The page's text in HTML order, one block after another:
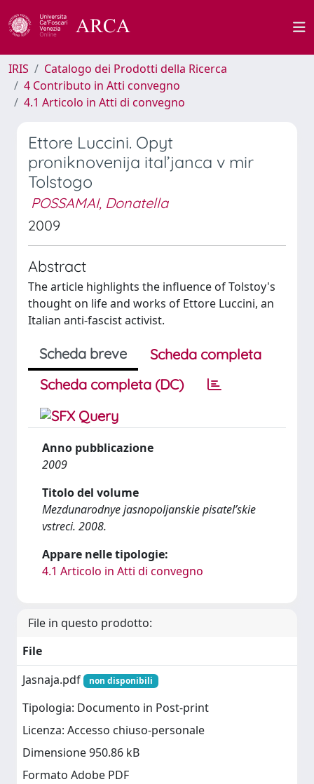
IRIS
Catalogo dei Prodotti della Ricerca
4 Contributo in Atti convegno
4.1 Articolo in Atti di convegno
Ettore Luccini. Opyt
proniknovenija ital’janca v mir
Tolstogo
POSSAMAI, Donatella
2009
Abstract
The article highlights the influence of Tolstoy's
thought on life and works of Ettore Luccini, an
Italian anti-fascist activist.
Scheda breve
Scheda completa
Scheda completa (DC)
Anno pubblicazione
2009
Titolo del volume
Mezdunarodnye jasnopoljanskie pisatel’skie
vstreci. 2008.
Appare nelle tipologie:
4.1 Articolo in Atti di convegno
File in questo prodotto:
File
Jasnaja.pdf
non disponibili
Tipologia: Documento in Post-print
Licenza: Accesso chiuso-personale
Dimensione 950.86 kB
Formato Adobe PDF